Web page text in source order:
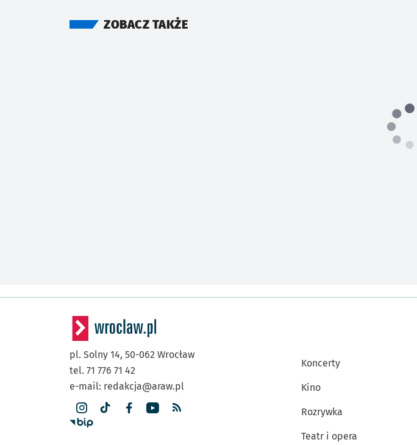
ZOBACZ TAKŻE
pl. Solny 14, 50-062 Wrocław
tel. 71 776 71 42
e-mail: redakcja@araw.pl
Koncerty
Kino
Rozrywka
Teatr i opera